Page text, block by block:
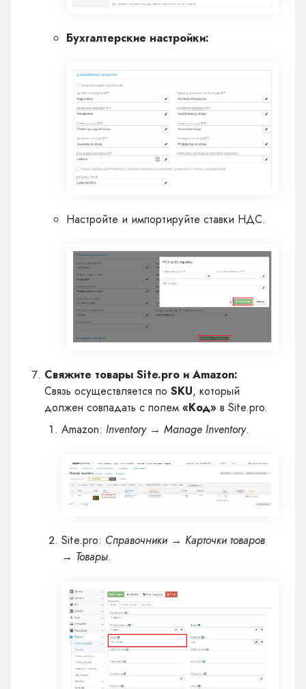
Бухгалтерские настройки:
Настройте и импортируйте ставки НДС.
Свяжите товары Site.pro и Amazon:
Связь осуществляется по SKU, который
должен совпадать с полем «Код» в Site.pro.
Amazon: Inventory → Manage Inventory.
Site.pro: Справочники → Карточки товаров
→ Товары.